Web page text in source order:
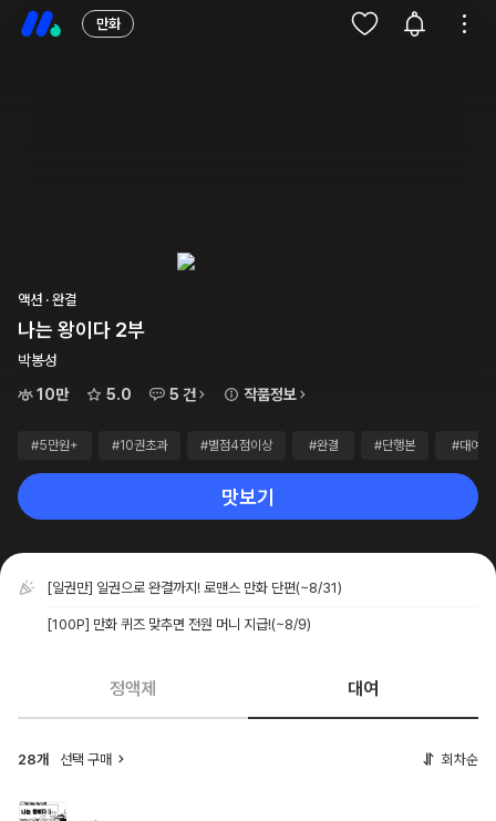
만화
액션 · 완결
나는 왕이다 2부
박봉성
10만
5.0 5 건 작품정보
#5만원+ #10권초과 #별점4점이상 #완결 #단행본 #대여
맛보기
[일권만] 일권으로 완결까지! 로맨스 만화 단편(~8/31)
[100P] 만화 퀴즈 맞추면 전원 머니 지급!(~8/9)
정액제 대여
28개 선택 구매 회차순